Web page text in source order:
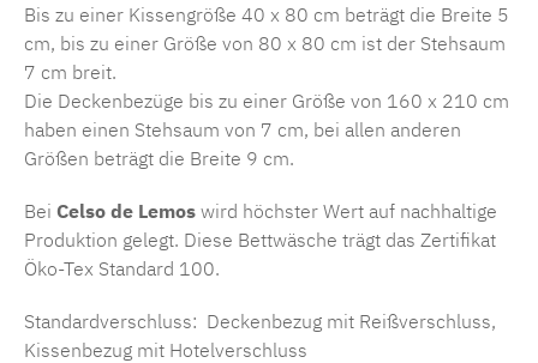
Bis zu einer Kissengröße 40 x 80 cm beträgt die Breite 5
cm, bis zu einer Größe von 80 x 80 cm ist der Stehsaum
7 cm breit.
Die Deckenbezüge bis zu einer Größe von 160 x 210 cm
haben einen Stehsaum von 7 cm, bei allen anderen
Größen beträgt die Breite 9 cm.
Bei Celso de Lemos wird höchster Wert auf nachhaltige
Produktion gelegt. Diese Bettwäsche trägt das Zertifikat
Öko-Tex Standard 100.
Standardverschluss: Deckenbezug mit Reißverschluss,
Kissenbezug mit Hotelverschluss